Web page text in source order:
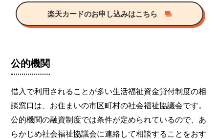
楽天カードのお申し込みはこちら
公的機関
借入で利用されることが多い生活福祉資金貸付制度の相
談窓口は、お住まいの市区町村の社会福祉協議会です。
公的機関の融資制度では条件が定められているので、あ
らかじめ社会福祉協議会に連絡して相談することをおす